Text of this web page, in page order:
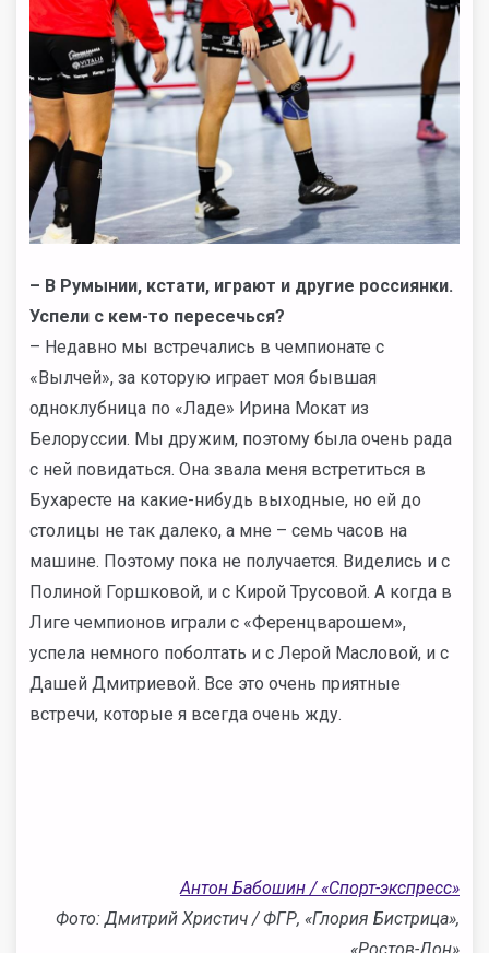
– В Румынии, кстати, играют и другие россиянки.
Успели с кем-то пересечься?
– Недавно мы встречались в чемпионате с
«Вылчей», за которую играет моя бывшая
одноклубница по «Ладе» Ирина Мокат из
Белоруссии. Мы дружим, поэтому была очень рада
с ней повидаться. Она звала меня встретиться в
Бухаресте на какие-нибудь выходные, но ей до
столицы не так далеко, а мне – семь часов на
машине. Поэтому пока не получается. Виделись и с
Полиной Горшковой, и с Кирой Трусовой. А когда в
Лиге чемпионов играли с «Ференцварошем»,
успела немного поболтать и с Лерой Масловой, и с
Дашей Дмитриевой. Все это очень приятные
встречи, которые я всегда очень жду.
Антон Бабошин / «Спорт-экспресс»
Фото: Дмитрий Христич / ФГР, «Глория Бистрица»,
«Ростов-Дон»